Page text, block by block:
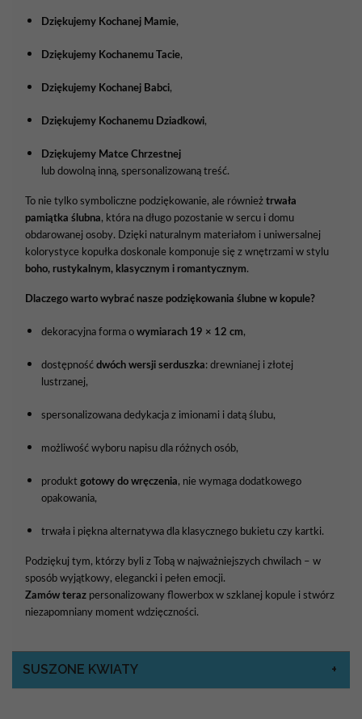
Dziękujemy Kochanej Mamie,
Dziękujemy Kochanemu Tacie,
Dziękujemy Kochanej Babci,
Dziękujemy Kochanemu Dziadkowi,
Dziękujemy Matce Chrzestnej
lub dowolną inną, spersonalizowaną treść.
To nie tylko symboliczne podziękowanie, ale również trwała
pamiątka ślubna, która na długo pozostanie w sercu i domu
obdarowanej osoby. Dzięki naturalnym materiałom i uniwersalnej
kolorystyce kopułka doskonale komponuje się z wnętrzami w stylu
boho, rustykalnym, klasycznym i romantycznym.
Dlaczego warto wybrać nasze podziękowania ślubne w kopule?
dekoracyjna forma o wymiarach 19 × 12 cm,
dostępność dwóch wersji serduszka: drewnianej i złotej
lustrzanej,
spersonalizowana dedykacja z imionami i datą ślubu,
możliwość wyboru napisu dla różnych osób,
produkt gotowy do wręczenia, nie wymaga dodatkowego
opakowania,
trwała i piękna alternatywa dla klasycznego bukietu czy kartki.
Podziękuj tym, którzy byli z Tobą w najważniejszych chwilach – w
sposób wyjątkowy, elegancki i pełen emocji.
Zamów teraz personalizowany flowerbox w szklanej kopule i stwórz
niezapomniany moment wdzięczności.
SUSZONE KWIATY